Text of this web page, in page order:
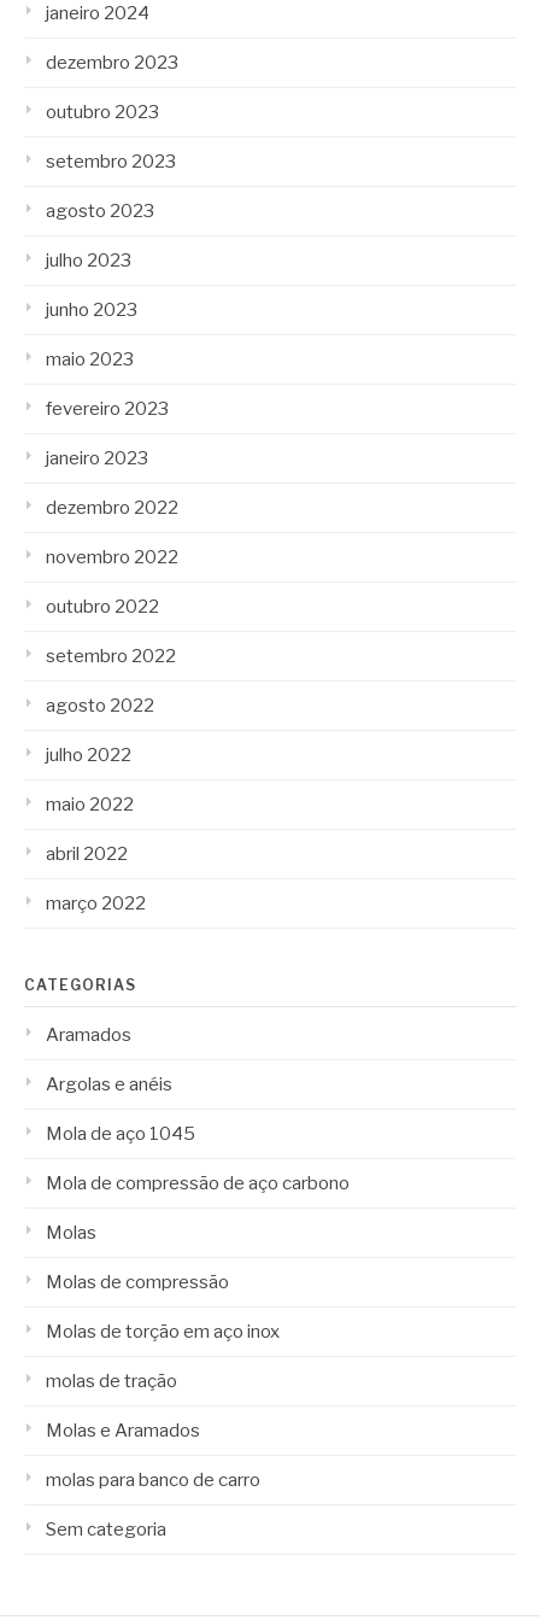
janeiro 2024
dezembro 2023
outubro 2023
setembro 2023
agosto 2023
julho 2023
junho 2023
maio 2023
fevereiro 2023
janeiro 2023
dezembro 2022
novembro 2022
outubro 2022
setembro 2022
agosto 2022
julho 2022
maio 2022
abril 2022
março 2022
CATEGORIAS
Aramados
Argolas e anéis
Mola de aço 1045
Mola de compressão de aço carbono
Molas
Molas de compressão
Molas de torção em aço inox
molas de tração
Molas e Aramados
molas para banco de carro
Sem categoria